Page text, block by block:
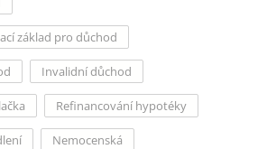
základ pro důchod
Invalidní důchod
Refinancování hypotéky
Nemocenská